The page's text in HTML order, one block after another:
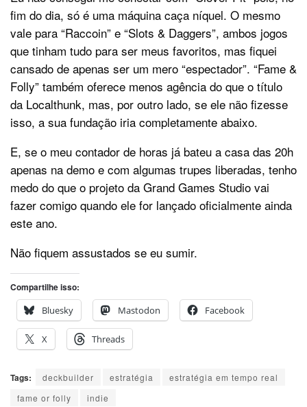
fim do dia, só é uma máquina caça níquel. O mesmo
vale para “Raccoin” e “Slots & Daggers”, ambos jogos
que tinham tudo para ser meus favoritos, mas fiquei
cansado de apenas ser um mero “espectador”. “Fame &
Folly” também oferece menos agência do que o título
da Localthunk, mas, por outro lado, se ele não fizesse
isso, a sua fundação iria completamente abaixo.
E, se o meu contador de horas já bateu a casa das 20h
apenas na demo e com algumas trupes liberadas, tenho
medo do que o projeto da Grand Games Studio vai
fazer comigo quando ele for lançado oficialmente ainda
este ano.
Não fiquem assustados se eu sumir.
Compartilhe isso:
Bluesky
Mastodon Facebook
X Threads
Tags: deckbuilder estratégia
estratégia em tempo real
fame or folly
indie